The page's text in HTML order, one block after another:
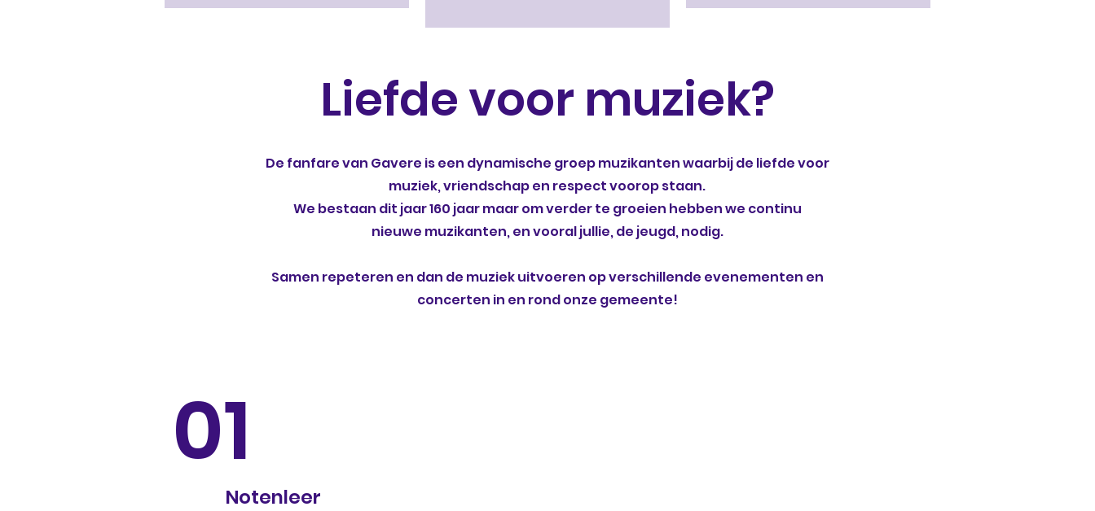
Liefde voor muziek?
De fanfare van Gavere is een dynamische groep muzikanten waarbij de liefde voor
muziek, vriendschap en respect voorop staan.
We bestaan dit jaar 160 jaar maar om verder te groeien hebben we continu
nieuwe muzikanten, en vooral jullie, de jeugd, nodig.
Samen repeteren en dan de muziek uitvoeren op verschillende evenementen en
concerten in en rond onze gemeente!
01
Notenleer